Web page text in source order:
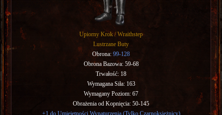
Upiorny Krok / Wraithstep
Lustrzane Buty
Obrona:99-128
Obrona Bazowa: 59-68
Trwałość: 18
Wymagana Siła: 163
Wymagany Poziom: 67
Obrażenia od Kopnięcia: 50-145
+1 do Umiejętności Wynaturzenia (Tylko Czarnoksiężnicy)